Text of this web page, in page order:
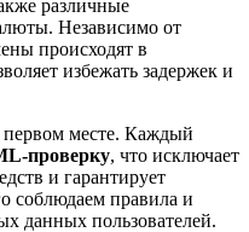
различные
Независимо от
происходят в
избежать задержек и
первом месте. Каждый
проверку, что исключает
и гарантирует
соблюдаем правила и
данных пользователей.